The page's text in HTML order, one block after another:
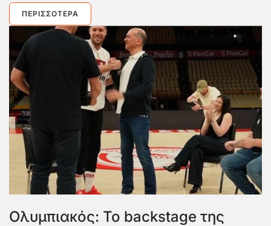
ΠΕΡΙΣΣΌΤΕΡΑ
Ολυμπιακός: Το backstage της